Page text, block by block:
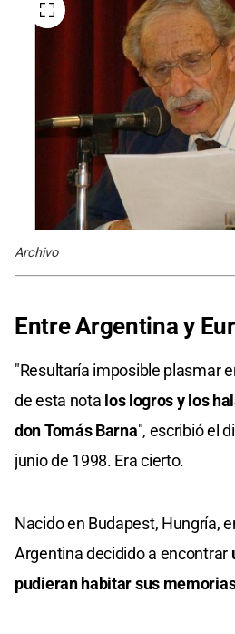
Archivo
Entre Argentina y
"Resultaría imposible plasmar
de esta nota los logros y los
don Tomás Barna", escribió el
junio de 1998. Era cierto.
Nacido en Budapest, Hungría,
Argentina decidido a encontrar
pudieran habitar sus